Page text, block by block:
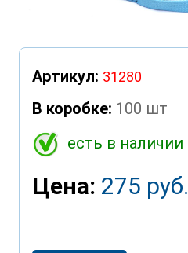
Артикул: 31280
В коробке: 100 шт
есть в наличии
Цена: 275 руб.